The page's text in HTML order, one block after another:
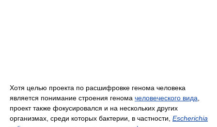
Хотя целью проекта по расшифровке генома человека
является понимание строения генома человеческого вида
проект также фокусировался и на нескольких других
организмах, среди которых бактерии, в частности, Escherichia